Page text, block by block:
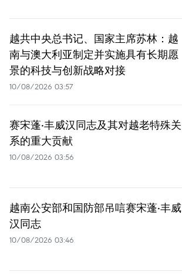
越共中央总书记、国家主席苏林：越
南与澳大利亚制定并实施具有长期愿
景的科技与创新战略对接
10/08/2026 03:57
赛宋蓬·丰威汉同志及其对越老特殊关
系的重大贡献
10/08/2026 03:56
越南公安部和国防部吊唁赛宋蓬·丰威
汉同志
10/08/2026 03:46